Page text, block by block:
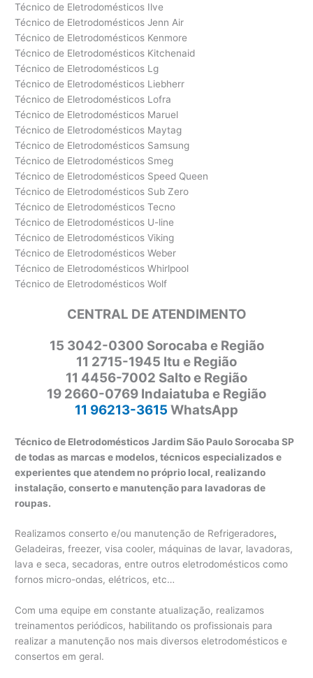
Técnico de Eletrodomésticos Ilve
Técnico de Eletrodomésticos Jenn Air
Técnico de Eletrodomésticos Kenmore
Técnico de Eletrodomésticos Kitchenaid
Técnico de Eletrodomésticos Lg
Técnico de Eletrodomésticos Liebherr
Técnico de Eletrodomésticos Lofra
Técnico de Eletrodomésticos Maruel
Técnico de Eletrodomésticos Maytag
Técnico de Eletrodomésticos Samsung
Técnico de Eletrodomésticos Smeg
Técnico de Eletrodomésticos Speed Queen
Técnico de Eletrodomésticos Sub Zero
Técnico de Eletrodomésticos Tecno
Técnico de Eletrodomésticos U-line
Técnico de Eletrodomésticos Viking
Técnico de Eletrodomésticos Weber
Técnico de Eletrodomésticos Whirlpool
Técnico de Eletrodomésticos Wolf
CENTRAL DE ATENDIMENTO
15 3042-0300 Sorocaba e Região
11 2715-1945 Itu e Região
11 4456-7002 Salto e Região
19 2660-0769 Indaiatuba e Região
11 96213-3615 WhatsApp
Técnico de Eletrodomésticos Jardim São Paulo Sorocaba SP
de todas as marcas e modelos, técnicos especializados e
experientes que atendem no próprio local, realizando
instalação, conserto e manutenção para lavadoras de
roupas.
Realizamos conserto e/ou manutenção de Refrigeradores,
Geladeiras, freezer, visa cooler, máquinas de lavar, lavadoras,
lava e seca, secadoras, entre outros eletrodomésticos como
fornos micro-ondas, elétricos, etc…
Com uma equipe em constante atualização, realizamos
treinamentos periódicos, habilitando os profissionais para
realizar a manutenção nos mais diversos eletrodomésticos e
consertos em geral.